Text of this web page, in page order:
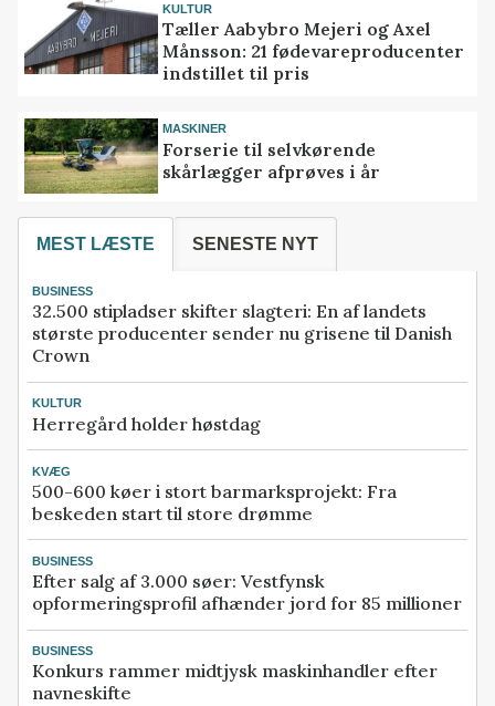
KULTUR
Tæller Aabybro Mejeri og Axel
Månsson: 21 fødevareproducenter
indstillet til pris
MASKINER
Forserie til selvkørende
skårlægger afprøves i år
MEST LÆSTE SENESTE NYT
BUSINESS
32.500 stipladser skifter slagteri: En af landets
største producenter sender nu grisene til Danish
Crown
KULTUR
Herregård holder høstdag
KVÆG
500-600 køer i stort barmarksprojekt: Fra
beskeden start til store drømme
BUSINESS
Efter salg af 3.000 søer: Vestfynsk
opformeringsprofil afhænder jord for 85 millioner
BUSINESS
Konkurs rammer midtjysk maskinhandler efter
navneskifte